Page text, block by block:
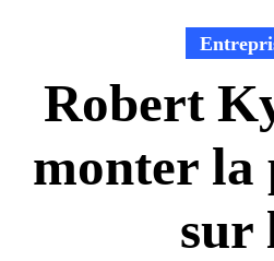
Robert
monter la
sur